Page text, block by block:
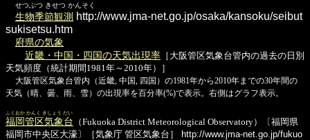
せつぶつ きせつ かんそく
生物季節観測 http://www.jma-net.go.jp/osaka/kansoku/seibut
sukisetsu.htm
府県の気象
近畿・中国・四国の天気出現率 ［大阪管区気象台管内の過去の日別
天気頻度（統計期間1981年～2010年）］
大阪管区気象台管内（近畿, 中国, 四国）の1981年から2010年までの30年間の
天気（晴、曇、雨、雪）の出現率を百分率(%)で表示。右側はグラフ表示。
福岡管区気象台
ふくおか かんく きしょう だい
（Fukuoka District Meteorological Observatory）〔福岡県
福岡市中央区大濠〕［気象庁 管区気象台］
http://www.jma-net.go.jp/fukuo